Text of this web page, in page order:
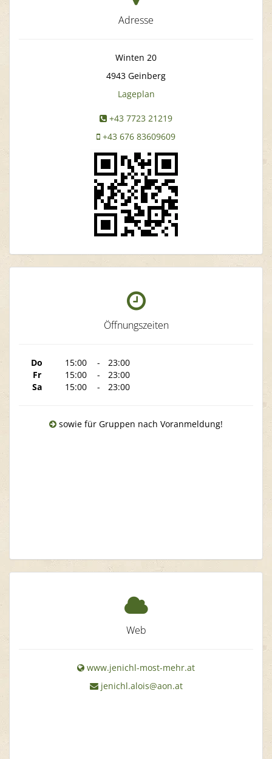
Adresse
Winten 20
4943 Geinberg
Lageplan
+43 7723 21219
+43 676 83609609
Öffnungszeiten
Do 15:00 -
23:00
Fr
15:00 -
23:00
Sa
15:00 - 23:00
sowie für Gruppen nach Voranmeldung!
Web
www.jenichl-most-mehr.at
jenichl.alois@aon.at